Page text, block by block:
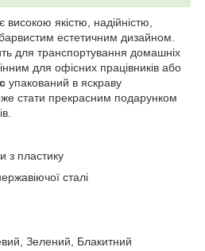
високою якістю, надійністю,
естетичним дизайном.
для транспортування домашніх
для офісних працівників або
упакований в яскраву
стати прекрасним подарунком
з пластику
сталі
Зелений, Блакитний